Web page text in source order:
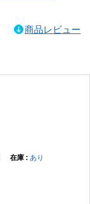
商品レビュー
あり